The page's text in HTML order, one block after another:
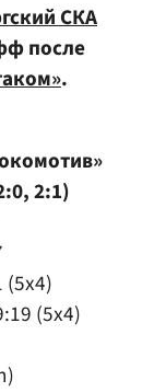
СКА
после
.
2:1)
(5x4)